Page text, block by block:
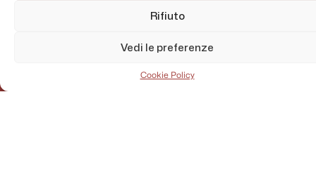
Rifiuto
Vedi le preferenze
Cookie Policy